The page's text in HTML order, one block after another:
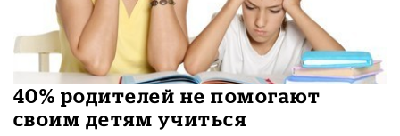
40% родителей не помогают
своим детям учиться